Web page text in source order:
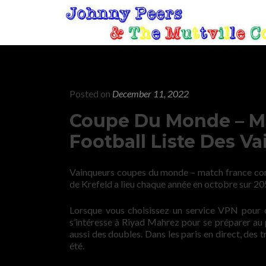
Posted on December 11, 2022
Coupe Du Monde –
Football Liste Des
Vainqueurs coupes du monde – match france
de Krefeld a lieu chaque année en octobre sur
Lorsque vous choisissez un service VPN
s’intéresse à Riyad Mahrez pour se préparer
aussi des doubles. Dans les paris en direct,
été.